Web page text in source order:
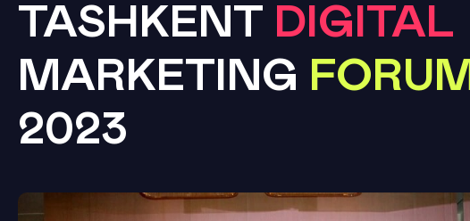
TASHKENT DIGITAL
MARKETING FORUM
2023